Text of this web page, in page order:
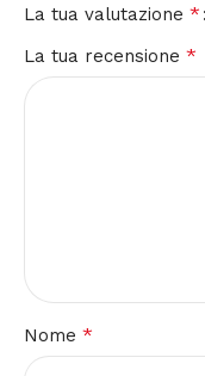
La tua valutazione *
La tua recensione *
Nome *